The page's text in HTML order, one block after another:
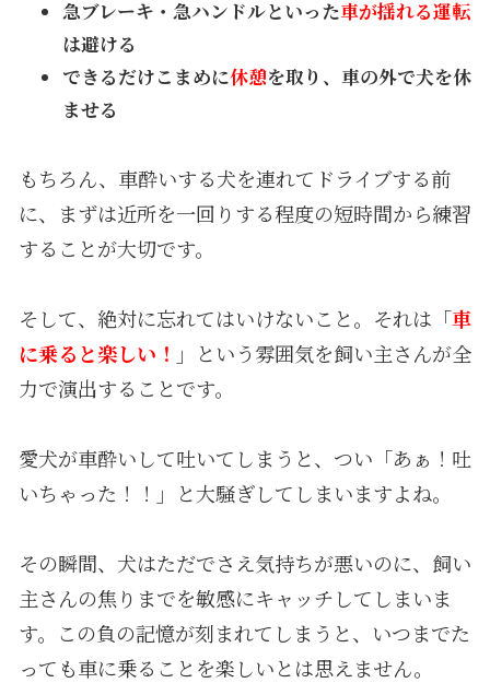
急ブレーキ・急ハンドルといった車が揺れる運転
は避ける
できるだけこまめに休憩を取り、車の外で犬を休
ませる
もちろん、車酔いする犬を連れてドライブする前
に、まずは近所を一回りする程度の短時間から練習
することが大切です。
そして、絶対に忘れてはいけないこと。それは「車
に乗ると楽しい！ 」という雰囲気を飼い主さんが全
力で演出することです。
愛犬が車酔いして吐いてしまうと、つい「あぁ！吐
いちゃった！！」と大騒ぎしてしまいますよね。
その瞬間、犬はただでさえ気持ちが悪いのに、飼い
主さんの焦りまでを敏感にキャッチしてしまいま
す。この負の記憶が刻まれてしまうと、いつまでた
っても車に乗ることを楽しいとは思えません。